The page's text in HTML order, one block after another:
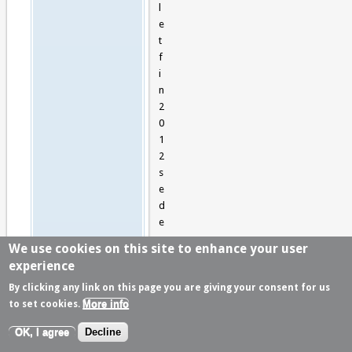
l
e
t
f
i
n
2
0
1
2
s
e
d
e
s
s
n
We use cookies on this site to enhance your user
experience
By clicking any link on this page you are giving your consent for us
to set cookies. More info
OK, I agree Decline